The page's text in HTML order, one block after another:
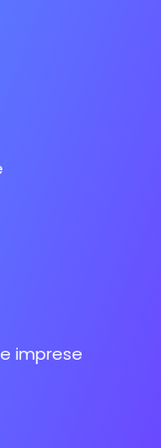
imprese